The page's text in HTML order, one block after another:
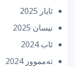
ئایار 2025
نیسان 2025
ئاب 2024
تەممووز 2024